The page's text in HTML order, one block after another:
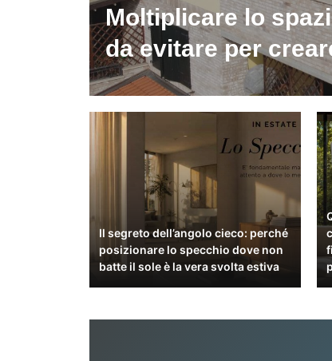
Moltiplicare lo
da evitare per
Il segreto dell’angolo cieco: perché
posizionare lo specchio dove non
batte il sole è la vera svolta estiva